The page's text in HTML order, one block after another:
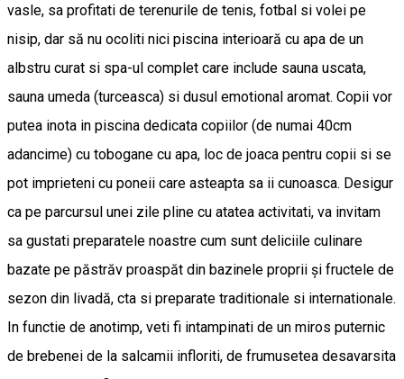
vasle, sa profitati de terenurile de tenis, fotbal si volei pe
nisip, dar să nu ocoliti nici piscina interioară cu apa de un
albstru curat si spa-ul complet care include sauna uscata,
sauna umeda (turceasca) si dusul emotional aromat. Copii vor
putea inota in piscina dedicata copiilor (de numai 40cm
adancime) cu tobogane cu apa, loc de joaca pentru copii si se
pot imprieteni cu poneii care asteapta sa ii cunoasca. Desigur
ca pe parcursul unei zile pline cu atatea activitati, va invitam
sa gustati preparatele noastre cum sunt deliciile culinare
bazate pe păstrăv proaspăt din bazinele proprii și fructele de
sezon din livadă, cta si preparate traditionale si internationale.
In functie de anotimp, veti fi intampinati de un miros puternic
de brebenei de la salcamii infloriti, de frumusetea desavarsita